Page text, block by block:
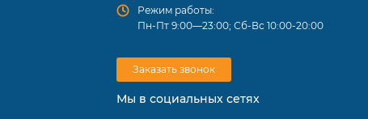
Режим работы:
Пн-Пт 9:00—23:00; Сб-Вс 10:00-20:00
Заказать звонок
Мы в социальных сетях